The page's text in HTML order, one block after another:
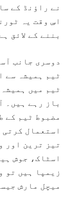
نے راؤنڈ کے
اسِ وقت یہ
بننے کے لائق
ٹیم ہمیشہ سے
ٹیم میں
باز رہے ہیں۔
مضبوط ٹیم کے
استعمال
تیز ترین اور
اسٹاک، جوش
زیمپا ہیں تو
میچل مارش